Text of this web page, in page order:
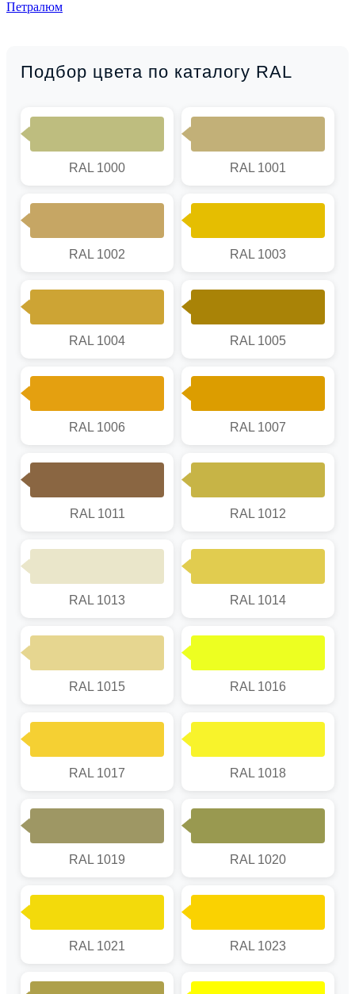
Петралюм
Подбор цвета по каталогу RAL
RAL 1000 RAL 1001
RAL 1002 RAL 1003
RAL 1004 RAL 1005
RAL 1006 RAL 1007
RAL 1011 RAL 1012
RAL 1013 RAL 1014
RAL 1015 RAL 1016
RAL 1017 RAL 1018
RAL 1019 RAL 1020
RAL 1021 RAL 1023